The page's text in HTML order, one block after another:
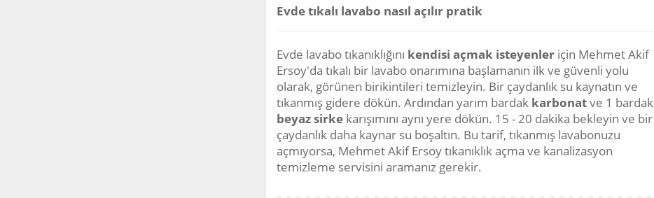
Evde tıkalı lavabo nasıl açılır pratik
Evde lavabo tıkanıklığını kendisi açmak isteyenleriçin Mehmet Akif
Ersoy'da tıkalı bir lavabo onarımına başlamanın ilk ve güvenli yolu
olarak, görünen birikintileri temizleyin. Bir çaydanlık su kaynatın ve
tıkanmış gidere dökün. Ardından yarım bardak karbonatve 1 bardak
beyaz sirkekarışımını aynı yere dökün. 15 - 20 dakika bekleyin ve bir
çaydanlık daha kaynar su boşaltın. Bu tarif, tıkanmış lavabonuzu
açmıyorsa, Mehmet Akif Ersoy tıkanıklık açma ve kanalizasyon
temizleme servisini aramanız gerekir.